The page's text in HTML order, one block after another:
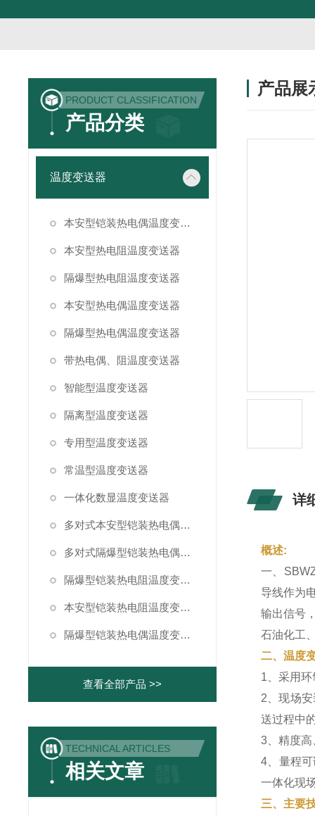
PRODUCT CLASSIFICATION
产品分类
温度变送器
本安型铠装热电偶温度变送器
本安型热电阻温度变送器
隔爆型热电阻温度变送器
本安型热电偶温度变送器
隔爆型热电偶温度变送器
带热电偶、阻温度变送器
智能型温度变送器
隔离型温度变送器
专用型温度变送器
常温型温度变送器
一体化数显温度变送器
多对式本安型铠装热电偶温度变送器
多对式隔爆型铠装热电偶温度变送器
隔爆型铠装热电阻温度变送器
本安型铠装热电阻温度变送器
隔爆型铠装热电偶温度变送器
查看全部产品 >>
TECHNICAL ARTICLES
相关文章
产品展
详
概述:
一、
导线作为
输出信号
石油化工
二、温度
1、采用
2、现场
送过程中
3、精度
4、量程
一体化现
三、主要